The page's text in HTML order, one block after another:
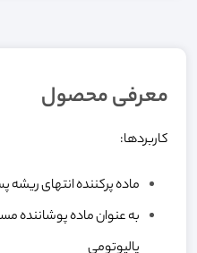
معرفی محصول
کاربردها:
ماده پرکننده انتهای ریشه
به عنوان ماده پوشاننده